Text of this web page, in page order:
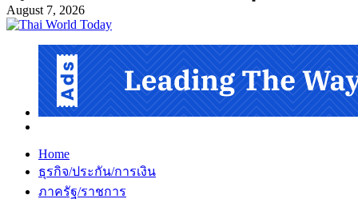
August 7, 2026
Home
ธุรกิจ/ประกัน/การเงิน
ภาครัฐ/ราชการ